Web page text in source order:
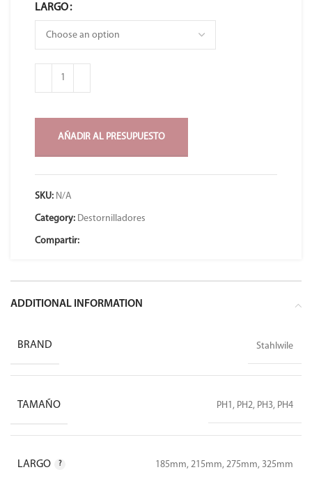
LARGO
AÑADIR AL PRESUPUESTO
SKU: N/A
Category: Destornilladores
Compartir:
ADDITIONAL INFORMATION
BRAND Stahlwile
TAMAÑO PH1, PH2, PH3, PH4
LARGO 185mm, 215mm, 275mm, 325mm